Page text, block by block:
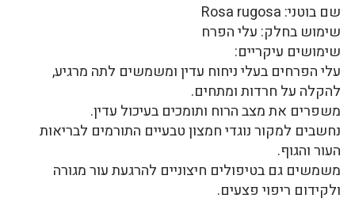
שם בוטני: Rosa rugosa
שימוש בחלק: עלי הפרח
שימושים עיקריים:
עלי הפרחים בעלי ניחוח עדין ומשמשים לתה מרגיע,
להקלה על חרדות ומתחים.
משפרים את מצב הרוח ותומכים בעיכול עדין.
נחשבים למקור נוגדי חמצון טבעיים התורמים לבריאות
העור והגוף.
משמשים גם בטיפולים חיצוניים להרגעת עור מגורה
ולקידום ריפוי פצעים.